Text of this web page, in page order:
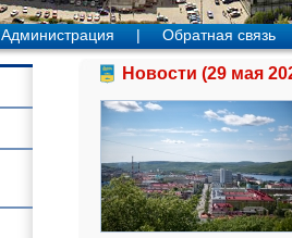
Администрация | Обратная связь
Новости (29 мая